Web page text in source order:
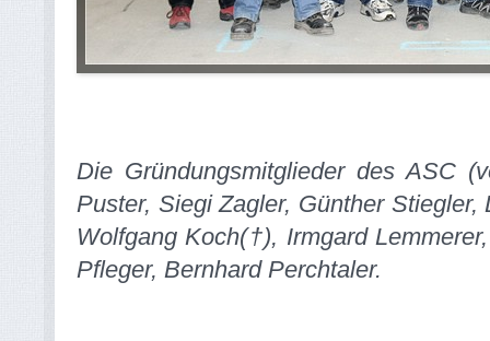
Die Gründungsmitglieder des ASC
Puster, Siegi Zagler, Günther
Wolfgang Koch(†), Irmgard
Pfleger, Bernhard Perchtaler.